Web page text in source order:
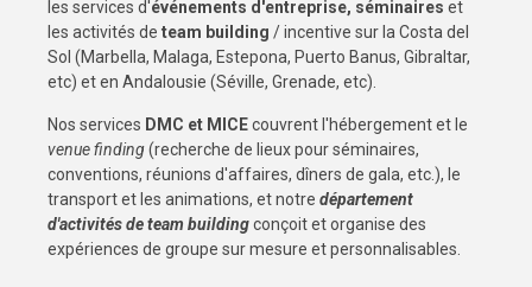
les services d'événements d'entreprise, séminaires et
les activités de team building / incentive sur la Costa del
Sol (Marbella, Malaga, Estepona, Puerto Banus, Gibraltar,
etc) et en Andalousie (Séville, Grenade, etc).
Nos services DMC et MICEcouvrent l'hébergement et le
venue finding(recherche de lieux pour séminaires,
conventions, réunions d'affaires, dîners de gala, etc.), le
transport et les animations, et notre département
d'activités de team buildingconçoit et organise des
expériences de groupe sur mesure et personnalisables.